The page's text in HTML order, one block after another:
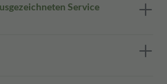
Service